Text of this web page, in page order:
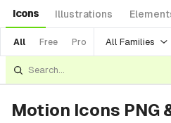
Icons Illustrations
All Free Pro All Families
Motion Icons PNG